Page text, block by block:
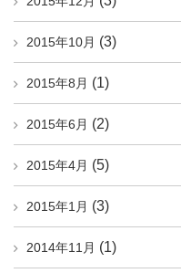
2015年10月 (3)
2015年8月 (1)
2015年6月 (2)
2015年4月 (5)
2015年1月 (3)
2014年11月 (1)